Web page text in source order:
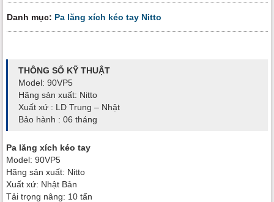
Danh mục: Pa lăng xích kéo tay Nitto
THÔNG SỐ KỸ THUẬT
Model: 90VP5
Hãng sản xuất: Nitto
Xuất xứ : LD Trung – Nhật
Bảo hành : 06 tháng
Pa lăng xích kéo tay
Model: 90VP5
Hãng sản xuất: Nitto
Xuất xứ: Nhật Bản
Tải trọng nâng: 10 tấn